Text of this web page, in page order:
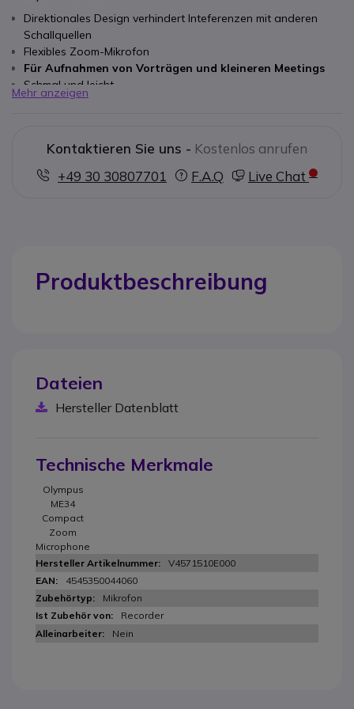
Direktionales Design verhindert Inteferenzen mit anderen
Schallquellen
Flexibles Zoom-Mikrofon
Für Aufnahmen von Vorträgen und kleineren Meetings
Schmal und leicht
Mikrofon-Kabel kann um das Stativ gewickelt werden
Mehr anzeigen
Kontaktieren Sie uns - Kostenlos anrufen
+49 30 30807701
F.A.Q Live Chat
Produktbeschreibung
Dateien
Hersteller Datenblatt
Technische Merkmale
Olympus
ME34
Compact
Zoom
Microphone
V4571510E000
4545350044060
Mikrofon
Recorder
Nein